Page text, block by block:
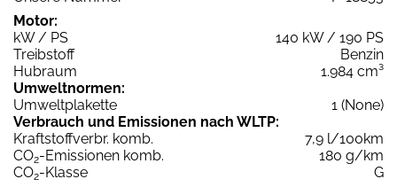
Motor:
kW / PS
140 kW / 190 PS
Treibstoff
Benzin
Hubraum
1.984 cm³
Umweltnormen:
Umweltplakette
1 (None)
Verbrauch und Emissionen nach WLTP:
Kraftstoffverbr. komb.
7,9 l/100km
CO2-Emissionen komb.
180 g/km
CO2-Klasse
G